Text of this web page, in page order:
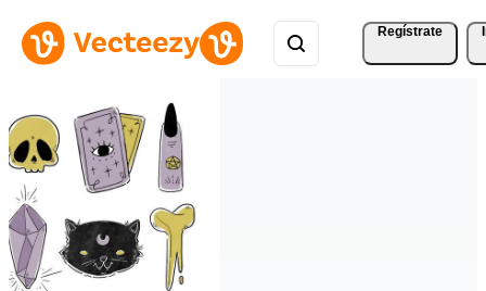
Regístrate